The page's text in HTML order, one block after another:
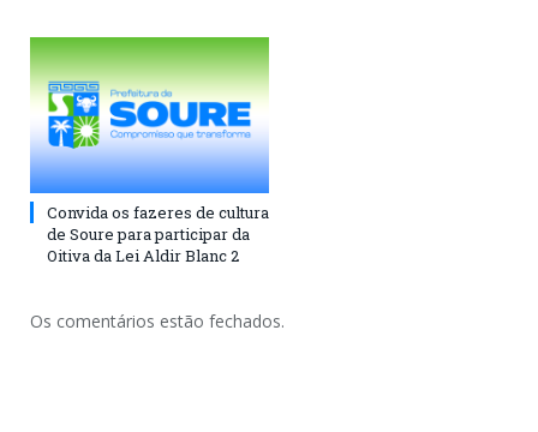
Convida os fazeres de cultura
de Soure para participar da
Oitiva da Lei Aldir Blanc 2
Os comentários estão fechados.